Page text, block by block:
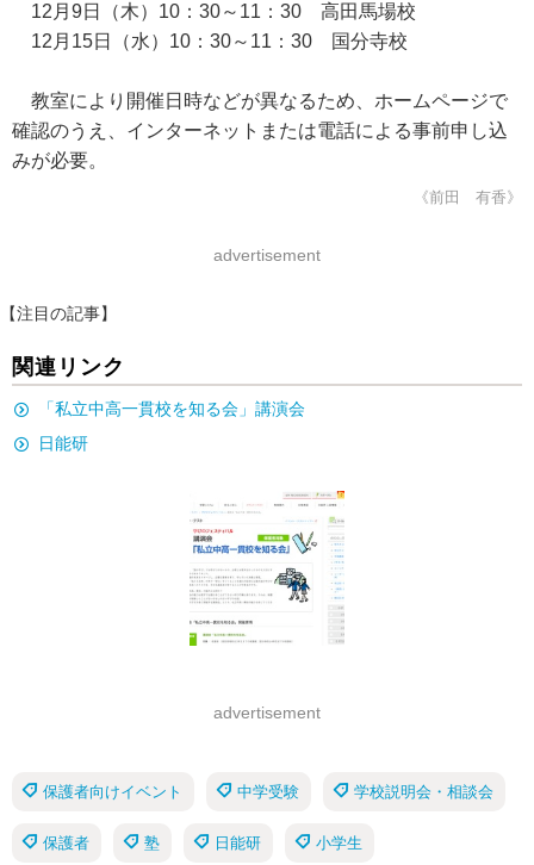
12月9日（木）10：30～11：30 高田馬場校
12月15日（水）10：30～11：30 国分寺校
教室により開催日時などが異なるため、ホームページで
確認のうえ、インターネットまたは電話による事前申し込
みが必要。
《前田 有香》
advertisement
【注目の記事】
関連リンク
「私立中高一貫校を知る会」講演会
日能研
advertisement
保護者向けイベント 中学受験 学校説明会・相談会
保護者 塾 日能研 小学生